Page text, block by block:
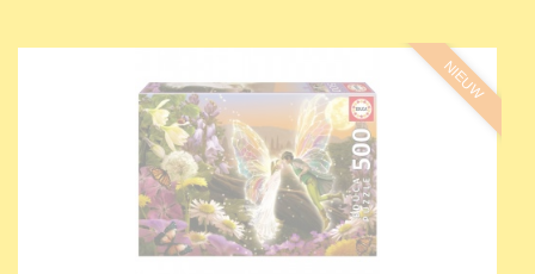
NIEUW